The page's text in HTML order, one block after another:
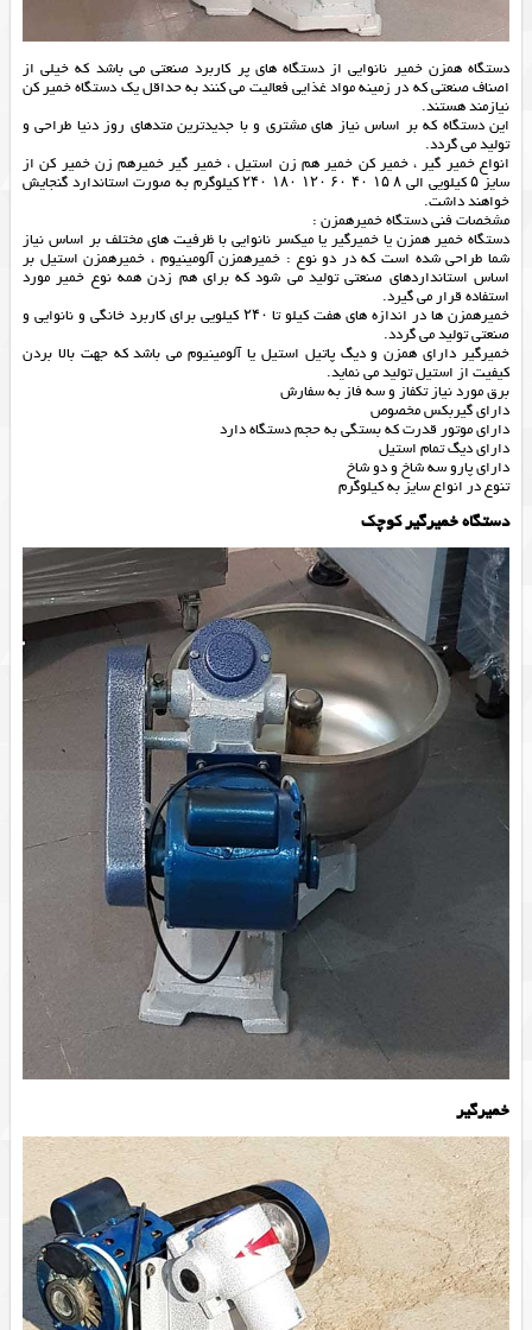
دستگاه همزن خمیر نانوایی از دستگاه های پر کاربرد صنعتی می باشد که خیلی از
اصناف صنعتی که در زمینه مواد غذایی فعالیت می کنند به حداقل یک دستگاه خمیر کن
نیازمند هستند.
این دستگاه که بر اساس نیاز های مشتری و با جدیدترین متدهای روز دنیا طراحی و
تولید می گردد.
انواع خمیر گیر ، خمیر کن خمیر هم زن استیل ، خمیر گیر خمیرهم زن خمیر کن از
سایز ۵ کیلویی الی ۸ ۱۵ ۴۰ ۶۰ ۱۲۰ ۱۸۰ ۲۴۰ کیلوگرم به صورت استاندارد گنجایش
خواهند داشت.
مشخصات فنی دستگاه خمیرهمزن :
دستگاه خمیر همزن یا خمیرگیر یا میکسر نانوایی با ظرفیت های مختلف بر اساس نیاز
شما طراحی شده است که در دو نوع : خمیرهمزن آلومینیوم ، خمیرهمزن استیل بر
اساس استانداردهای صنعتی تولید می شود که برای هم زدن همه نوع خمیر مورد
استفاده قرار می گیرد.
خمیرهمزن ها در اندازه های هفت کیلو تا ۲۴۰ کیلویی برای کاربرد خانگی و نانوایی و
صنعتی تولید می گردد.
خمیرگیر دارای همزن و دیگ پاتیل استیل یا آلومینیوم می باشد که جهت بالا بردن
کیفیت از استیل تولید می نماید.
برق مورد نیاز تکفاز و سه فاز به سفارش
دارای گیربکس مخصوص
دارای موتور قدرت که بستگی به حجم دستگاه دارد
دارای دیگ تمام استیل
دارای پارو سه شاخ و دو شاخ
تنوع در انواع سایز به کیلوگرم
دستگاه خمیرگیر کوچک
خمیرگیر